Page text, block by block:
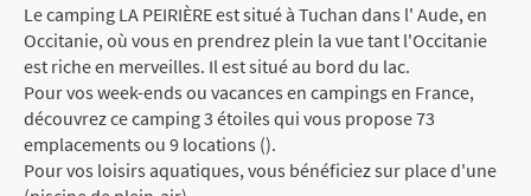
Le camping LA PEIRIÈRE est situé à Tuchan dans l' Aude, en
Occitanie, où vous en prendrez plein la vue tant l'Occitanie
est riche en merveilles. Il est situé au bord du lac.
Pour vos week-ends ou vacances en campings en France,
découvrez ce camping 3 étoiles qui vous propose 73
emplacements ou 9 locations ().
Pour vos loisirs aquatiques, vous bénéficiez sur place d'une